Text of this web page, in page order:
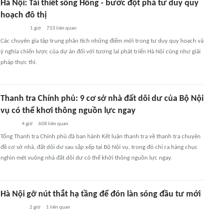
Hà Nội: Tái thiết sông Hồng - bước đột phá tư duy quy
hoạch đô thị
1 giờ 733 liên quan
Các chuyên gia tập trung phân tích những điểm mới trong tư duy quy hoạch và
ý nghĩa chiến lược của dự án đối với tương lai phát triển Hà Nội cũng như giải
pháp thực thi.
Thanh tra Chính phủ: 9 cơ sở nhà đất dôi dư của Bộ Nội
vụ có thể khơi thông nguồn lực ngay
4 giờ 608 liên quan
Tổng Thanh tra Chính phủ đã ban hành Kết luận thanh tra về thanh tra chuyên
đề cơ sở nhà, đất dôi dư sau sắp xếp tại Bộ Nội vụ, trong đó chỉ ra hàng chục
nghìn mét vuông nhà đất dôi dư có thể khởi thông nguồn lực ngay.
Hà Nội gỡ nút thắt hạ tầng để đón làn sóng đầu tư mới
2 giờ 1 liên quan